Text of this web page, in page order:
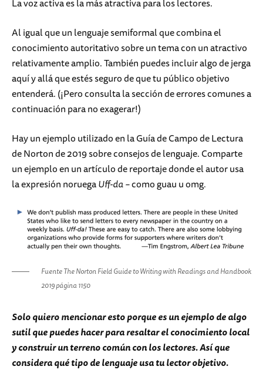
La voz activa es la más atractiva para los lectores.
Al igual que un lenguaje semiformal que combina el
conocimiento autoritativo sobre un tema con un atractivo
relativamente amplio. También puedes incluir algo de jerga
aquí y allá que estés seguro de que tu público objetivo
entenderá. (¡Pero consulta la sección de errores comunes a
continuación para no exagerar!)
Hay un ejemplo utilizado en la Guía de Campo de Lectura
de Norton de 2019 sobre consejos de lenguaje. Comparte
un ejemplo en un artículo de reportaje donde el autor usa
la expresión noruegaUff-da –como guau u omg.
Fuente The Norton Field Guide to Writing with Readings and Handbook
2019 página 1150
Solo quiero mencionar esto porque es un ejemplo de algo
sutil que puedes hacer para resaltar el conocimiento local
y construir un terreno común con los lectores. Así que
considera qué tipo de lenguaje usa tu lector objetivo.